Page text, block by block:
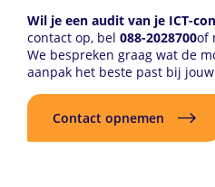
Wil je een audit van je ICT-
contact op, bel 088-2028700of
We bespreken graag wat de
aanpak het beste past bij
Contact opnemen